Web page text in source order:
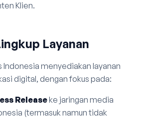
Klien.
Layanan
Indonesia menyediakan layanan
digital, dengan fokus pada:
Releaseke jaringan media
(termasuk namun tidak